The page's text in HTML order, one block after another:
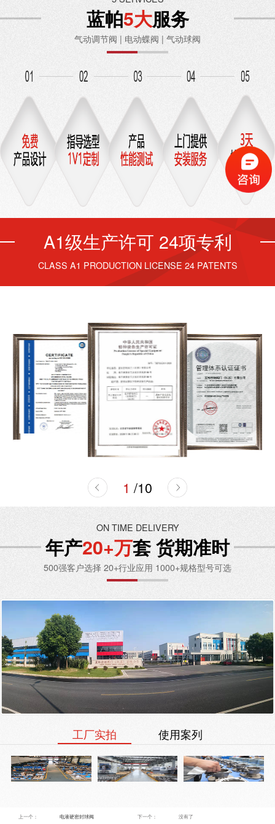
蓝帕5大服务
气动调节阀 | 电动蝶阀 | 气动球阀
A1级生产许可 24项专利
CLASS A1 PRODUCTION LICENSE 24 PATENTS
1 /10
ON TIME DELIVERY
年产20+万套 货期准时
500强客户选择 20+行业应用 1000+规格型号可选
工厂实拍 使用案列
上一个： 电液硬密封球阀 下一个： 没有了